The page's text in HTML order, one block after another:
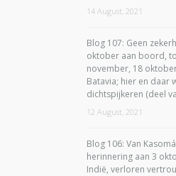
14 August, 2021
Blog 107: Geen
oktober aan boord,
november, 18
Batavia; hier en daar
dichtspijkeren (deel
12 August, 2021
Blog 106: Van
herinnering aan 3
Indië, verloren